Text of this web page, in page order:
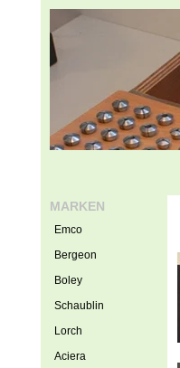
MARKEN
Emco
Bergeon
Boley
Schaublin
Lorch
Aciera